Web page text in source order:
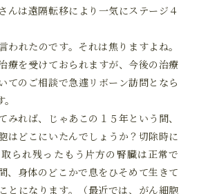
んは遠隔転移により一気にステージ４
われたのです。それは焦りますよね。
療を受けておられますが、今後の治療
てのご相談で急遽リボーン訪問となら
みれば、じゃあこの１５年という間、
はどこにいたんでしょうか？切除時に
られ残ったもう片方の腎臓は正常で
、身体のどこかで息をひそめて生きて
とになります。（最近では、がん細胞